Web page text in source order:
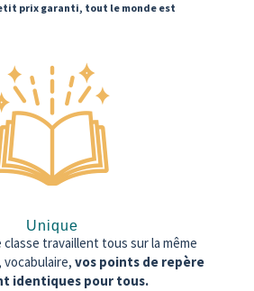
prix garanti, tout le monde est
Unique
travaillent tous sur la même
vos points de repère
identiques pour tous.